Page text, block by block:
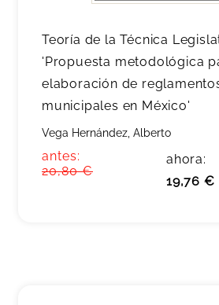
Teoría de la Técnica
'Propuesta metodológica
elaboración de
municipales en México'
Vega Hernández, Alberto
antes:
20,80 €
ahora:
19,76 €